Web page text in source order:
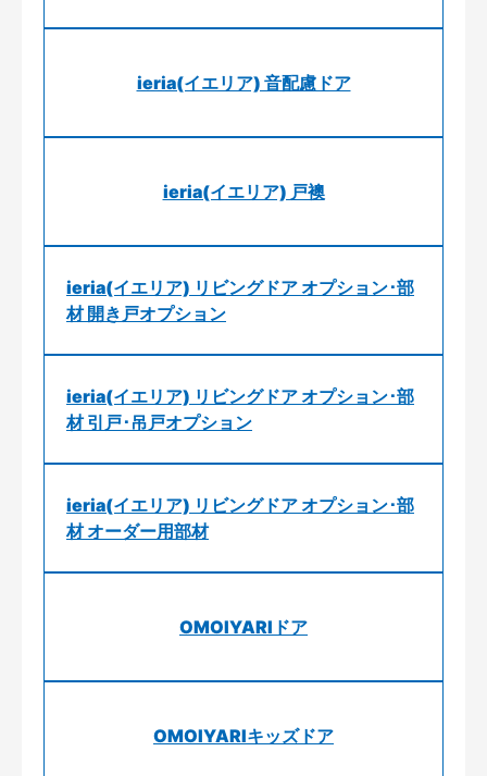
ieria(イエリア) 音配慮ドア
ieria(イエリア) 戸襖
ieria(イエリア) リビングドア オプション･部
材 開き戸オプション
ieria(イエリア) リビングドア オプション･部
材 引戸･吊戸オプション
ieria(イエリア) リビングドア オプション･部
材 オーダー用部材
OMOIYARIドア
OMOIYARIキッズドア